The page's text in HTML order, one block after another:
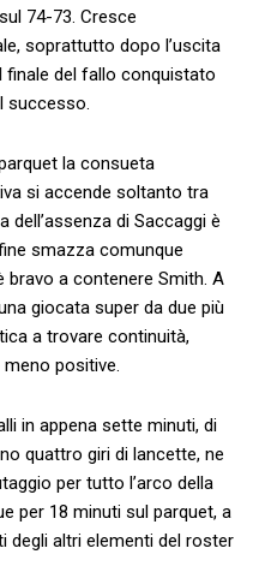
74-73. Cresce
soprattutto dopo l’uscita
finale del fallo conquistato
successo.
la consueta
si accende soltanto tra
di Saccaggi è
smazza comunque
a contenere Smith. A
giocata super da due più
a trovare continuità,
positive.
in appena sette minuti, di
quattro giri di lancette, ne
per tutto l’arco della
per 18 minuti sul parquet, a
degli altri elementi del roster